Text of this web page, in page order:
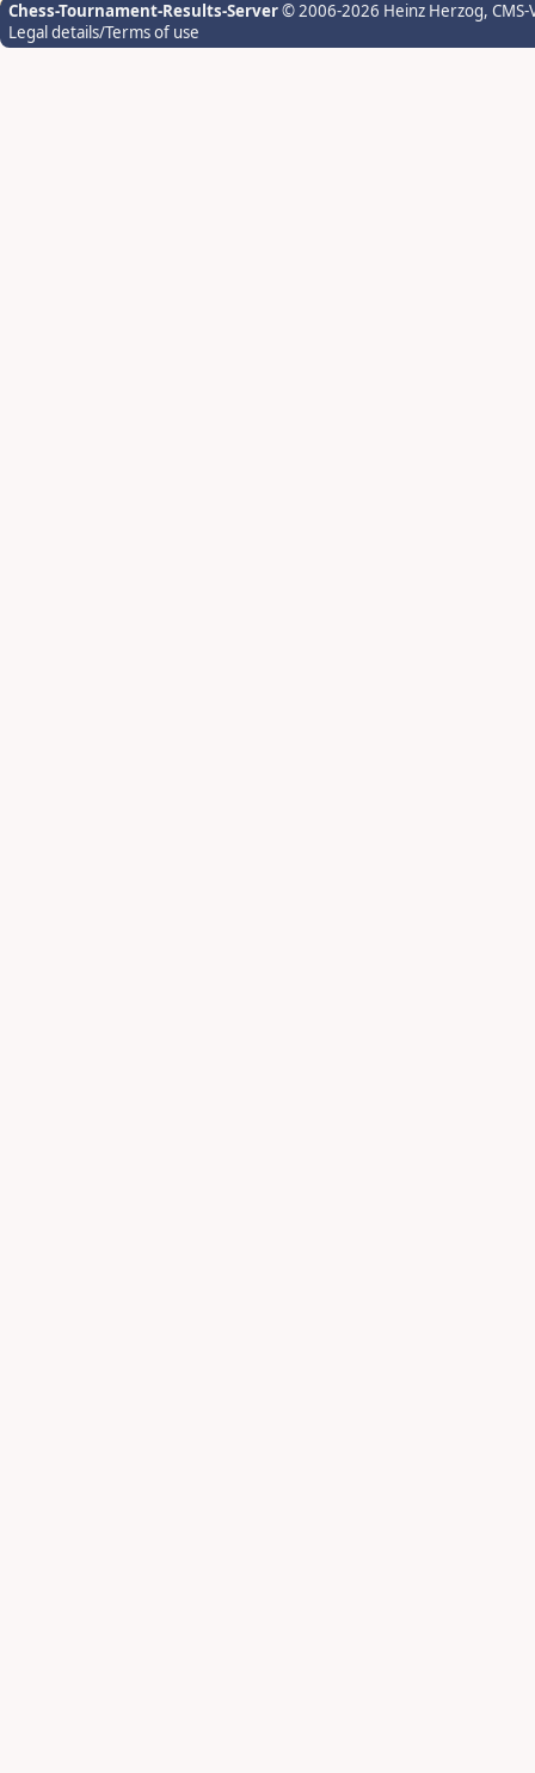
Chess-Tournament-Results-Server© 2006-2026 Heinz Herzog,
Legal details/Terms of use